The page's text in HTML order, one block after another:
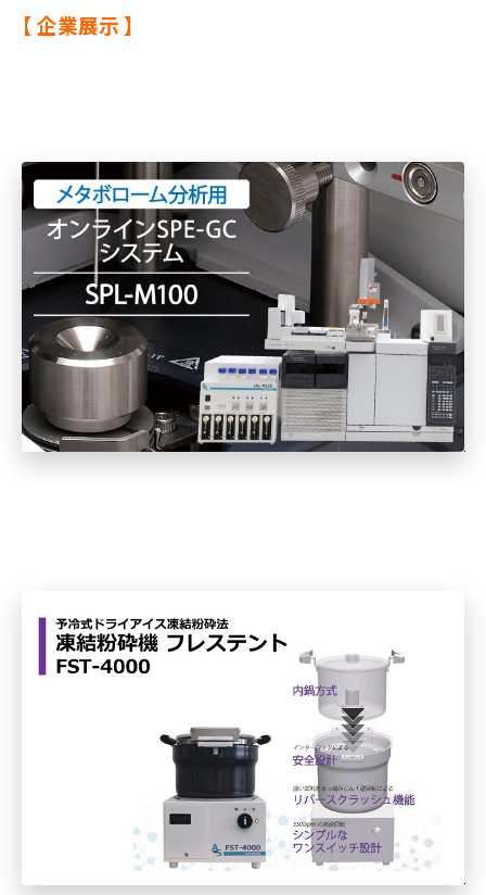
【 企業展示 】